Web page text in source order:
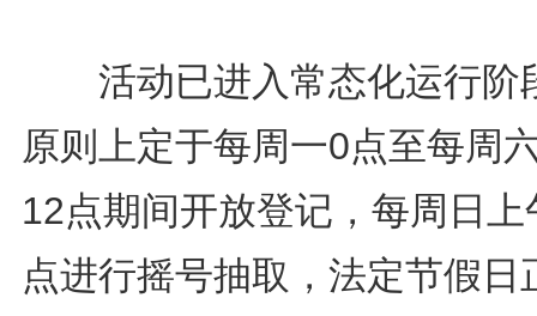
活动已进入常态化运行阶
原则上定于每周一0点至每周
12点期间开放登记，每周日上
点进行摇号抽取，法定节假日